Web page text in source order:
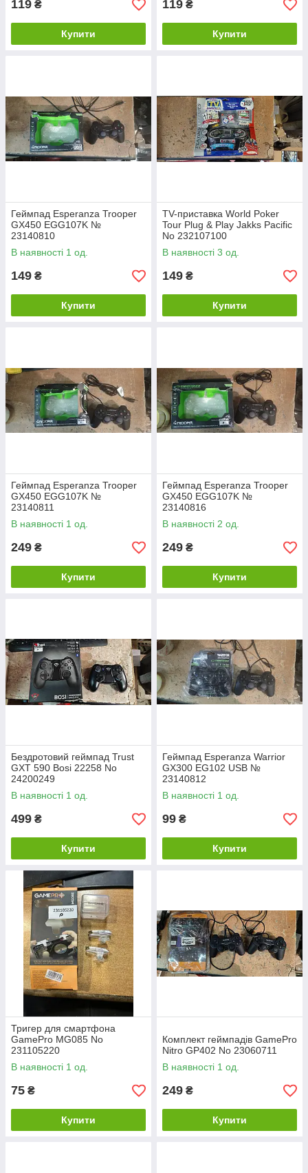
119 ₴
Купити
119 ₴
Купити
Геймпад Esperanza Trooper
GX450 EGG107K №
23140810
В наявності 1 од.
149 ₴
Купити
TV-приставка World Poker
Tour Plug & Play Jakks Pacific
No 232107100
В наявності 3 од.
149 ₴
Купити
Геймпад Esperanza Trooper
GX450 EGG107K №
23140811
В наявності 1 од.
249 ₴
Купити
Геймпад Esperanza Trooper
GX450 EGG107K №
23140816
В наявності 2 од.
249 ₴
Купити
Бездротовий геймпад Trust
GXT 590 Bosi 22258 No
24200249
В наявності 1 од.
499 ₴
Купити
Геймпад Esperanza Warrior
GX300 EG102 USB №
23140812
В наявності 1 од.
99 ₴
Купити
Тригер для смартфона
GamePro MG085 No
231105220
В наявності 1 од.
75 ₴
Купити
Комплект геймпадів GamePro
Nitro GP402 No 23060711
В наявності 1 од.
249 ₴
Купити